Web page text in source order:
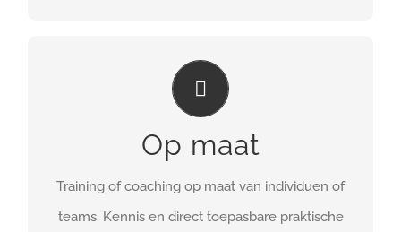
Op maat
Training of coaching op maat van individuen of
teams. Kennis en direct toepasbare praktische
MAATWERK
Gericht aan de slag met gedragsverandering.
MEER INFO